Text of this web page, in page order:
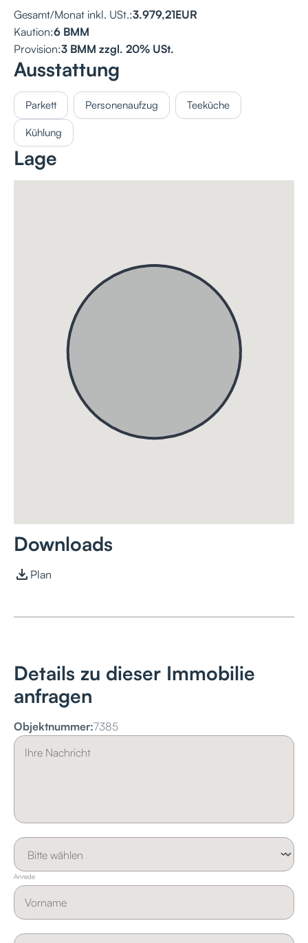
Gesamt/Monat inkl. USt.:3.979,21EUR
Kaution:6 BMM
Provision:3 BMM zzgl. 20% USt.
Ausstattung
Parkett Personenaufzug Teeküche
Kühlung
Lage
Downloads
Plan
Details zu dieser Immobilie
anfragen
Objektnummer:7385
Anrede